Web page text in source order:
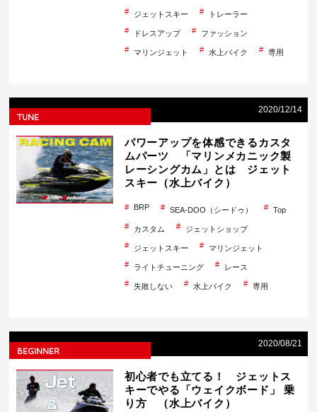
ジェットスキー トレーラー
ドレスアップ ファッション
マリンジェット 水上バイク 専用
2020/12/14
TUNE
パワーアップを体感できるカスタ
ムパーツ 「マリンメカニック製
レーシングカム」とは ジェット
スキー（水上バイク）
BRP SEA-DOO（シードゥ） Top
カスタム ジェットショップ
ジェットスキー マリンジェット
ライトチューニング レース
失敗しない 水上バイク 専用
2020/08/21
BEGINNER
初心者でも立てる！ ジェットス
キーでやる「ウェイクボード」 乗
り方 （水上バイク）